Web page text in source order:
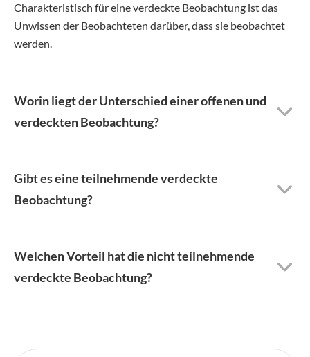
Charakteristisch für eine verdeckte Beobachtung ist das
Unwissen der Beobachteten darüber, dass sie beobachtet
werden.
Worin liegt der Unterschied einer offenen und
verdeckten Beobachtung?
Gibt es eine teilnehmende verdeckte
Beobachtung?
Welchen Vorteil hat die nicht teilnehmende
verdeckte Beobachtung?